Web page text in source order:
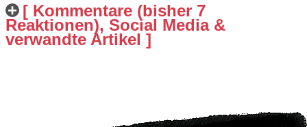
[ Kommentare (bisher 7
Reaktionen), Social Media &
verwandte Artikel ]